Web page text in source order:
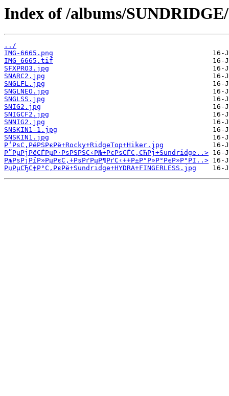
Index of /albums/SUNDRIDGE/
../
IMG-6665.png
IMG_6665.tif
SFXPRO3.jpg
SNARC2.jpg
SNGLFL.jpg
SNGLNEO.jpg
SNGLSS.jpg
SNIG2.jpg
SNIGCF2.jpg
SNNIG2.jpg
SNSKIN1-1.jpg
SNSKIN1.jpg
Р‘РѕС‚РёРЅРєРё+Rocky+RidgeTop+Hiker.jpg
Р”РµРјРёСЃРµР·РѕРЅРЅС‹Р№+РєРѕСЃС‚СЋРј+Sundridge..>
РљРѕРјРїР»РµРєС‚+РѕРґРµР¶РґС‹++Р±Р°Р»Р°РєР»Р°РІ..>
РџРµСЂС‡Р°С‚РєРё+Sundridge+HYDRA+FINGERLESS.jpg